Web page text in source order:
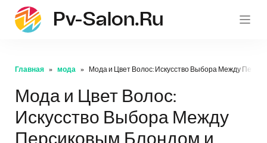
pv-
Pv-Salon.ru
Главная мода Мода и Цвет Волос: Искусство Выбора Между
Мода и Цвет Волос:
Искусство Выбора Между
Персиковым Блондом и